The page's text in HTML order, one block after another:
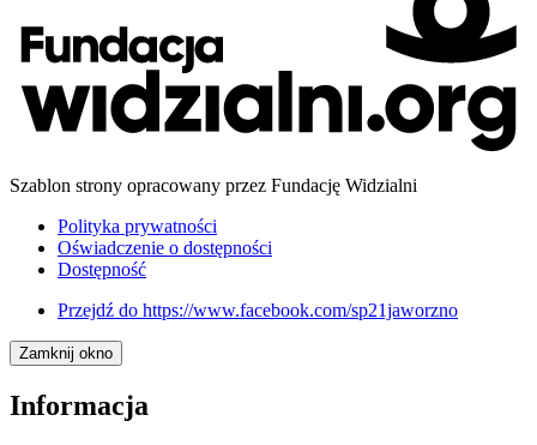
Szablon strony opracowany przez Fundację Widzialni
Polityka prywatności
Oświadczenie o dostępności
Dostępność
Przejdź do https://www.facebook.com/sp21jaworzno
Zamknij okno
Informacja